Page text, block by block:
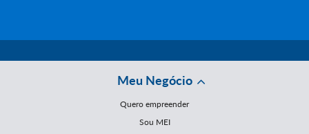
Meu Negócio
Quero empreender
Sou MEI